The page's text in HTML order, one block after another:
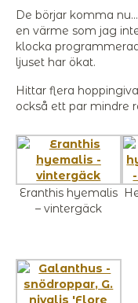
De börjar komma
en värme som jag
klocka
ljuset har ökat.
Hittar flera
också ett par mindre
Eranthis hyemalis
– vintergäck